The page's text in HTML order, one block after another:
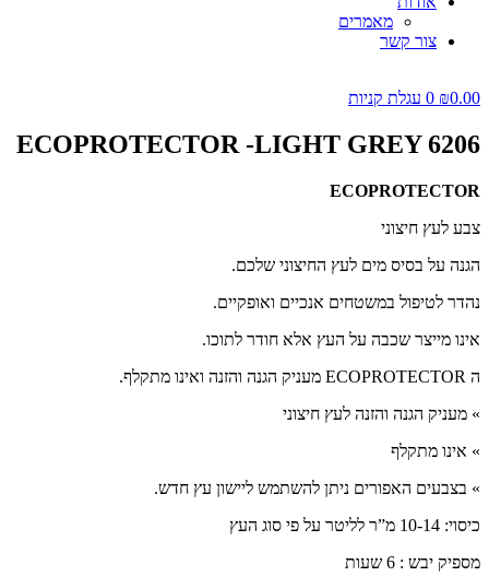
מאמרים
צור קשר
₪0.00
0 עגלת קניות
ECOPROTECTOR -LIGHT GREY 6206
ECOPROTECTOR
צבע לעץ חיצוני
הגנה על בסיס מים לעץ החיצוני שלכם.
נהדר לטיפול במשטחים אנכיים ואופקיים.
אינו מייצר שכבה על העץ אלא חודר לתוכו.
ה ECOPROTECTOR מעניק הגנה והזנה ואינו מתקלף.
» מעניק הגנה והזנה לעץ חיצוני
» אינו מתקלף
» בצבעים האפורים ניתן להשתמש ליישון עץ חדש.
כיסוי: 10-14 מ”ר לליטר על פי סוג העץ
מספיק יבש : 6 שעות